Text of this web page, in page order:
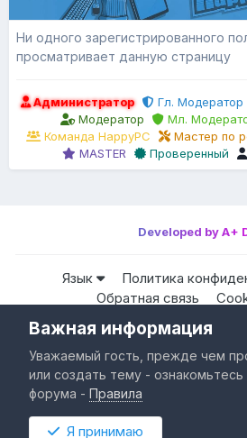
Ни одного зарегистрированного
просматривает данную страницу
Администратор Гл. Модератор
Модератор
Мл.
Команда HappyPC
Мастер по
MASTER
Проверенный
Developed by A+
Язык
Политика
Обратная связь
Powered by Invision
Важная информация
Уважаемый гость, прежде чем
или создать тему - ознакомьтесь
форума -Правила
Я принимаю